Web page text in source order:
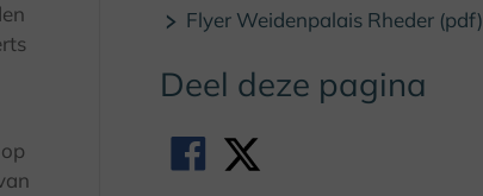
Flyer Weidenpalais Rheder (pdf)
Deel deze pagina